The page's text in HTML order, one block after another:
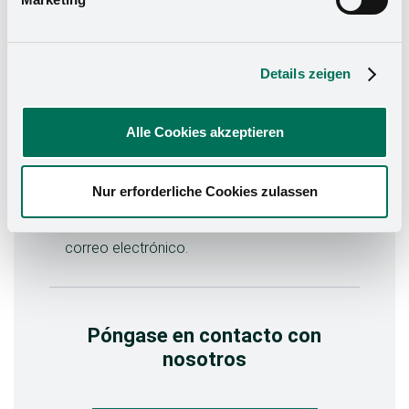
Details zeigen
Alle Cookies akzeptieren
Nur erforderliche Cookies zulassen
¡Conviértase en distribuidor ahora!
formulario de contacto o ponerse en
correo electrónico.
Póngase en contacto con
nosotros